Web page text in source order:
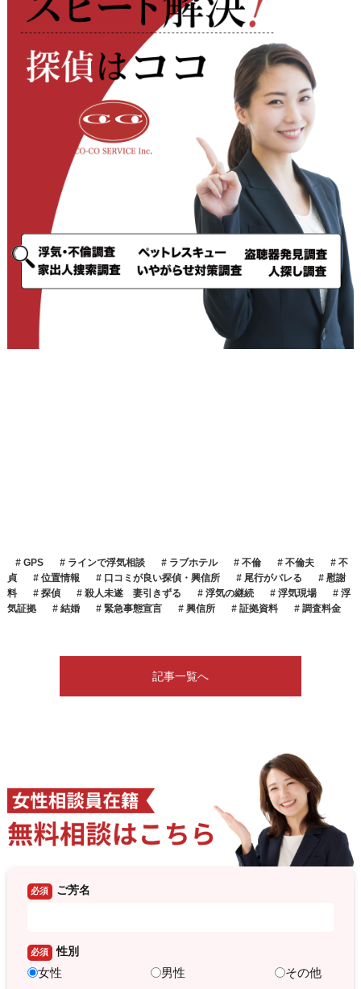
GPS ラインで浮気相談 ラブホテル 不倫 不倫夫
不
貞
位置情報 口コミが良い探偵・興信所 尾行がバレる
慰謝
料
探偵 殺人未遂 妻引きずる 浮気の継続 浮気現場
浮
気証拠
結婚 緊急事態宣言 興信所 証拠資料 調査料金
記事一覧へ
必須 ご芳名
必須 性別
女性 男性 その他